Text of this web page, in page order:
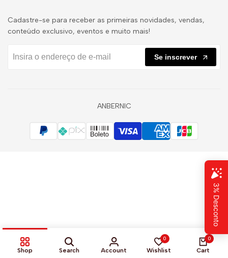
Cadastre-se para receber as primeiras novidades, vendas,
conteúdo exclusivo, eventos e muito mais!
Se inscrever
ANBERNIC
Shop Search Account
0
Wishlist
0
Cart